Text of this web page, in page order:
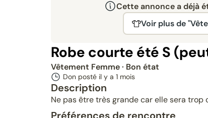
Cette annonce a déjà
Voir plus de
Robe courte été S
Vêtement Femme· Bon état
Don posté il y a 1 mois
Description
Ne pas être très grande car elle sera trop